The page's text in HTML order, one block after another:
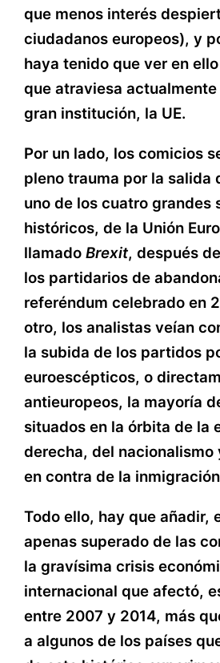
que menos interés
ciudadanos europeos), y
haya tenido que ver en
que atraviesa actualmente
gran institución, la UE.
Por un lado, los comicios
pleno trauma por la salida
uno de los cuatro grandes
históricos, de la Unión
llamado Brexit, después
los partidarios de
referéndum celebrado en
otro, los analistas veían
la subida de los partidos
euroescépticos, o
antieuropeos, la mayoría
situados en la órbita de la
derecha, del nacionalismo
en contra de la
Todo ello, hay que añadir,
apenas superado de las
la gravísima crisis
internacional que afectó,
entre 2007 y 2014, más
a algunos de los países